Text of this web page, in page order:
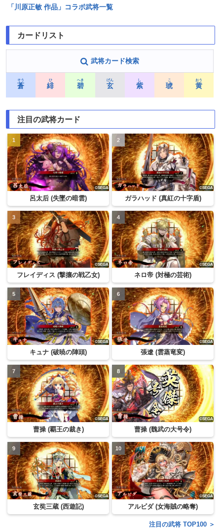
「川原正敏 作品」コラボ武将一覧
カードリスト
武将カード検索
蒼
そう
緋
ひ
碧
へき
玄
げん
紫
し
琥
こ
黄
おう
注目の武将カード
呂太后 (失墜の暗雲) ガラハッド (真紅の十字盾)
フレイディス (撃攘の戦乙女) ネロ帝 (対極の芸術)
キュナ (破暁の陣頭) 張遼 (雲蒸竜変)
曹操 (覇王の裁き) 曹操 (魏武の大号令)
玄奘三蔵 (西遊記) アルビダ (女海賊の略奪)
注目の武将 TOP100 ＞